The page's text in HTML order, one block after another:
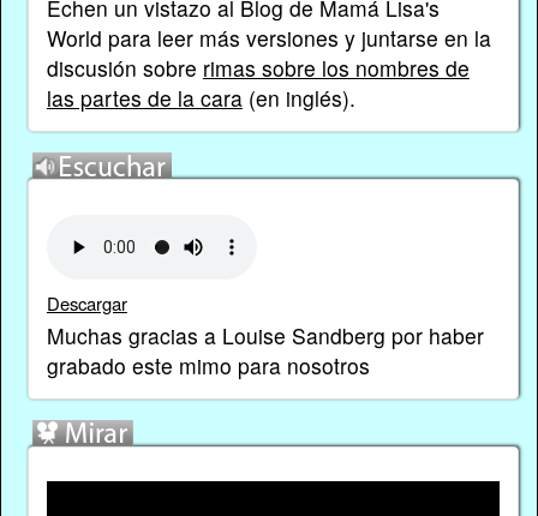
Echen un vistazo al Blog de Mamá Lisa's
World para leer más versiones y juntarse en la
discusión sobre rimas sobre los nombres de
las partes de la cara(en inglés).
Descargar
Muchas gracias a Louise Sandberg por haber
grabado este mimo para nosotros